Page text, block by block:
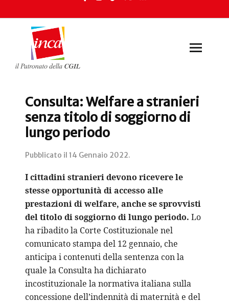
Consulta: Welfare a stranieri
senza titolo di soggiorno di
lungo periodo
Pubblicato il 14 Gennaio 2022.
I cittadini stranieri devono ricevere le
stesse opportunità di accesso alle
prestazioni di welfare, anche se sprovvisti
del titolo di soggiorno di lungo periodo. Lo
ha ribadito la Corte Costituzionale nel
comunicato stampa del 12 gennaio, che
anticipa i contenuti della sentenza con la
quale la Consulta ha dichiarato
incostituzionale la normativa italiana sulla
concessione dell’indennità di maternità e del